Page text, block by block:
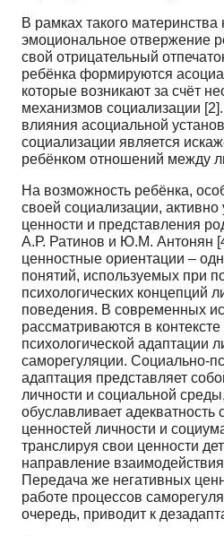
В рамках такого материнства
эмоциональное отвержение
свой отрицательный
ребёнка формируются
которые возникают за счёт
механизмов социализации
влияния асоциальной
социализации является
ребёнком отношений между
На возможность ребёнка,
своей социализации,
ценности и представления
А.Р. Ратинов и Ю.М. Антонян
ценностные ориентации –
понятий, используемых при
психологических концепций
поведения. В современных
рассматриваются в
психологической адаптации
саморегуляции. Социально-
адаптация представляет
личности и социальной
обуславливает
ценностей личности и
транслируя свои ценности
направление
Передача же негативных
работе процессов
очередь, приводит к